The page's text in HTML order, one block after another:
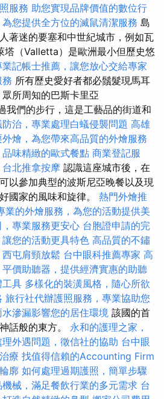
服務 助您實現品牌價值的數位行
您提供全方位的滅鼠清潔服務 島
著迷的要塞和中世紀城市，例如瓦
（Valletta）是歐洲最小但歷史悠
記帳士推薦，讓您放心交給專家
所有歷史愛好者都必鬚髮現馬耳
所周知的巴斯卡里亞
我們的步行，這是工藝品的街道和
防治，專業處理白蟻侵襲問題 高雄
外燴，為您帶來高品質的外燴服務
味精緻的歐式餐點 商業登記服
台北推拿按摩 認識這座城市後，在
以參加典型的波斯尼亞晚餐以及現
國家的風味和旋律。 熱門外燴推
業的外燴服務，為您的活動提供美
專業服務更安心 台胞證申請的完
您的活動更具特色 高品質的不鏽
西屯肩頸放鬆 台中眼科推薦專家 高
平價助聽器，提供經濟實惠的助聽
工具 多樣化的裝潢風格，隨心所欲
旅行社代辦護照服務，專業協助您
滲漏影響您的居住環境 該國的首
話般的東方。 永和的護理之家，
外遇問題，徵信社的協助 台中眼
療 找值得信賴的Accounting Firm
廓 如何處理過期護照，簡單步驟
械，滿足餐飲行業的多元需求 台